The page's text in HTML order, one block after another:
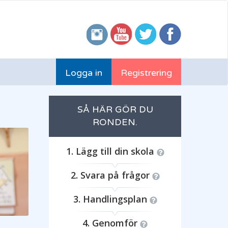
Registrering
Logga in
SÅ HÄR GÖR DU
RONDEN.
Lägg till din skola
Svara på frågor
Handlingsplan
Genomför